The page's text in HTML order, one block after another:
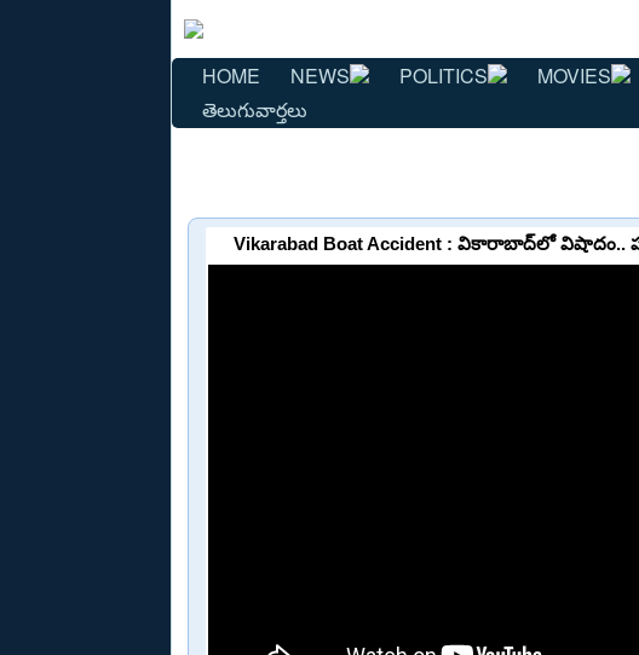
HOME NEWS POLITICS MOVIES
తెలుగువార్తలు
Vikarabad Boat Accident : వికారాబాద్‌లో విషాదం..